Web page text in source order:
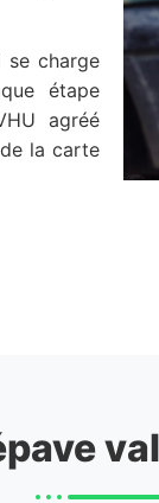
se charge
étape
agréé
la carte